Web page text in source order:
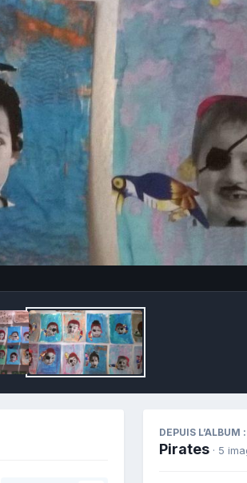
DEPUIS L’ALBUM :
Pirates · 5